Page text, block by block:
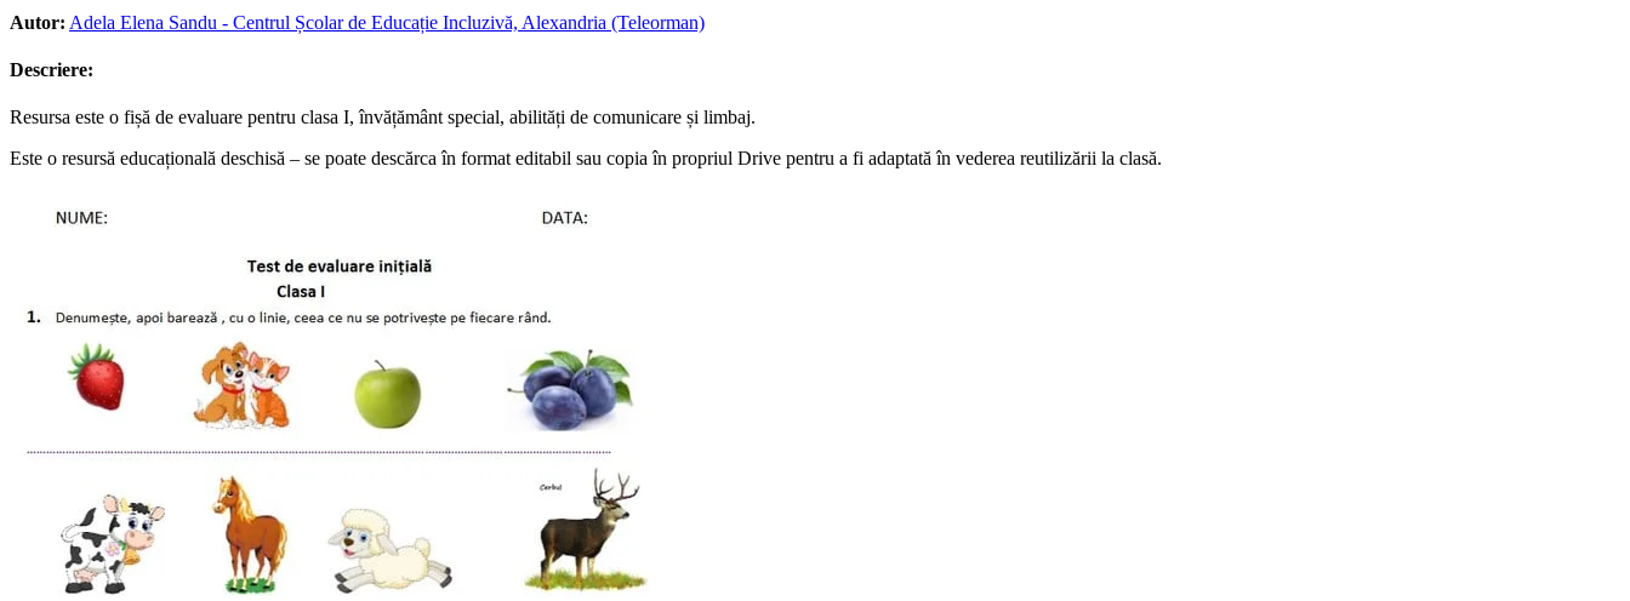
Autor: Adela Elena Sandu - Centrul Școlar de Educație Incluzivă, Alexandria (Teleorman)
Descriere:
Resursa este o fișă de evaluare pentru clasa I, învățământ special, abilități de comunicare și limbaj.
Este o resursă educațională deschisă – se poate descărca în format editabil sau copia în propriul Drive pentru a fi adaptată în vederea reutilizării la clasă.